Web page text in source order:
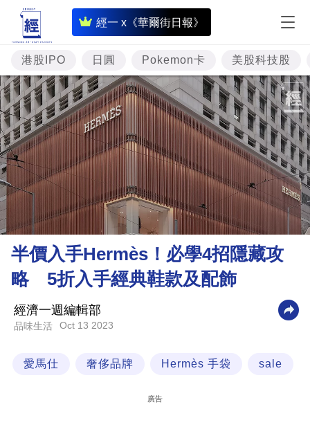
經一 x《華爾街日報》
即
時
財
經
專
題
資
市
理
財
商
業
科
港股IPO 日圓 Pokemon卡 美股科技股
半價入手Hermès！必學4招隱藏攻
略 5折入手經典鞋款及配飾
經濟一週編輯部
品味生活 Oct 13 2023
愛馬仕 奢侈品牌 Hermès 手袋 sale
廣告